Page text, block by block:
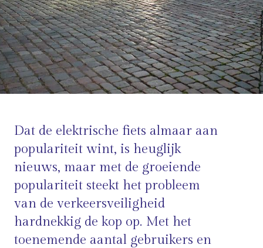
Dat de elektrische fiets almaar aan
populariteit wint, is heuglijk
nieuws, maar met de groeiende
populariteit steekt het probleem
van de verkeersveiligheid
hardnekkig de kop op. Met het
toenemende aantal gebruikers en